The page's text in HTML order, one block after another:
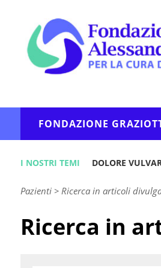
FONDAZIONE
I NOSTRI TEMI DOLORE
Pazienti> Ricerca in articoli
Ricerca in